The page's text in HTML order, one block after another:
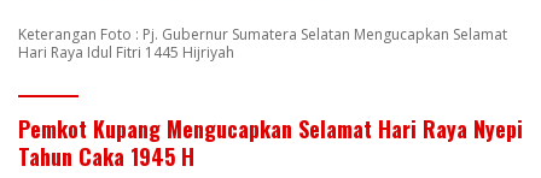
Keterangan Foto : Pj. Gubernur Sumatera Selatan Mengucapkan Selamat
Hari Raya Idul Fitri 1445 Hijriyah
Pemkot Kupang Mengucapkan Selamat Hari Raya Nyepi
Tahun Caka 1945 H